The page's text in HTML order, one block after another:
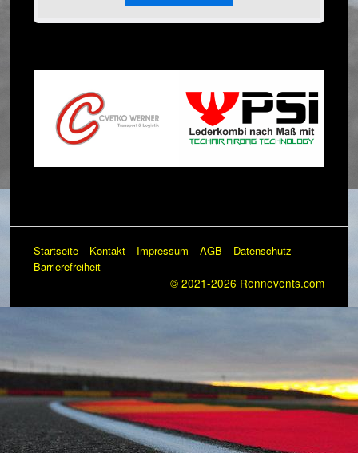
Startseite Kontakt Impressum AGB
Datenschutz
Barrierefreiheit
© 2021-2026 Rennevents.com